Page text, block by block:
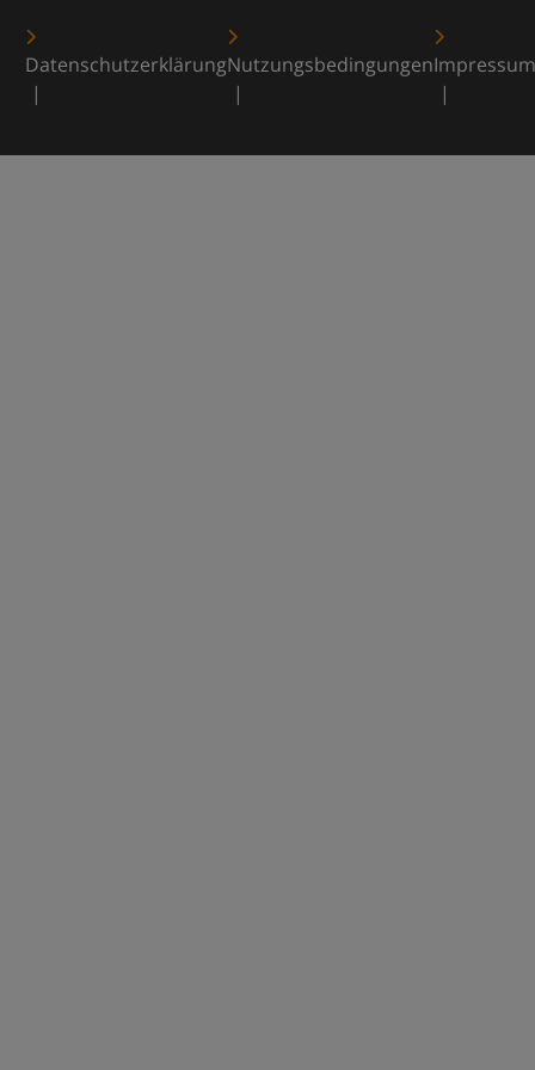
DatenschutzerklärungNutzungsbedingungenImpressum